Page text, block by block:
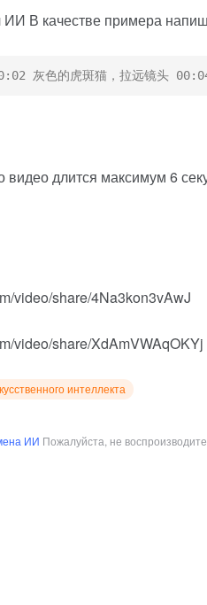
ИИ В качестве примера
灰色的虎斑猫，拉远镜头
длится максимум 6
video/share/4Na3kon3vAwJ
video/share/XdAmVWAqOKYj
интеллекта
ИИ Пожалуйста, не